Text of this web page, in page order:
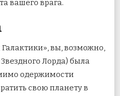
вашего врага.
вы, возможно,
Лорда) была
одержимости
свою планету в